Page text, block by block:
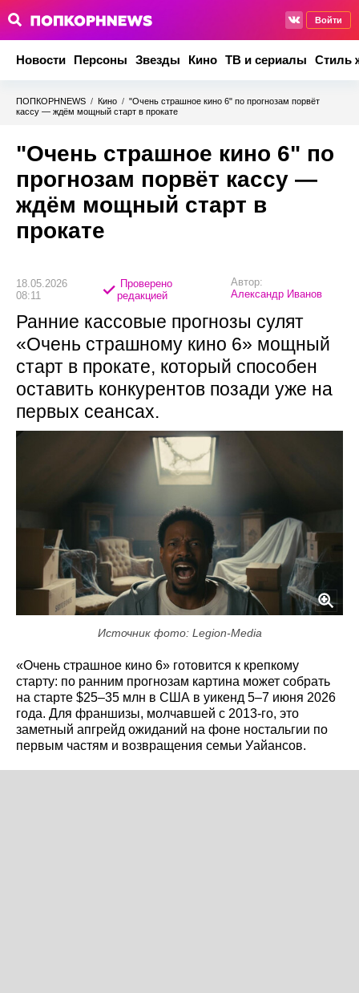
Войти
Новости Персоны Звезды Кино ТВ и сериалы Стиль
ПОПКОРНNEWS / Кино / "Очень страшное кино 6" по прогнозам порвёт
кассу — ждём мощный старт в прокате
"Очень страшное кино 6" по
прогнозам порвёт кассу —
ждём мощный старт в
прокате
18.05.2026
08:11
Проверено
редакцией
Автор:
Александр Иванов
Ранние кассовые прогнозы сулят
«Очень страшному кино 6» мощный
старт в прокате, который способен
оставить конкурентов позади уже на
первых сеансах.
Источник фото: Legion-Media
«Очень страшное кино 6» готовится к крепкому
старту: по ранним прогнозам картина может собрать
на старте $25–35 млн в США в уикенд 5–7 июня 2026
года. Для франшизы, молчавшей с 2013-го, это
заметный апгрейд ожиданий на фоне ностальгии по
первым частям и возвращения семьи Уайансов.